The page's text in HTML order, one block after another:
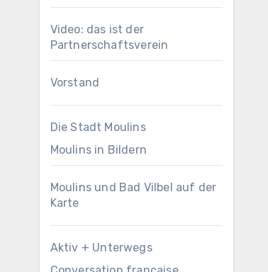
Video: das ist der
Partnerschaftsverein
Vorstand
Die Stadt Moulins
Moulins in Bildern
Moulins und Bad Vilbel auf der
Karte
Aktiv + Unterwegs